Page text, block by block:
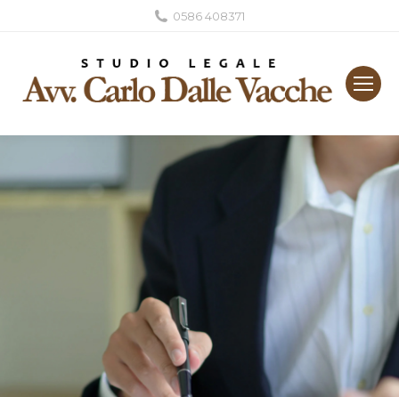
0586 408371